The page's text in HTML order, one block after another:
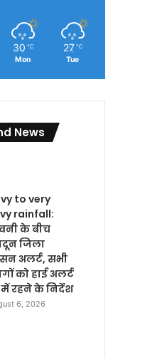
30 ℃
Mon
27 ℃
Tue
News
to very
rainfall:
के बीच
जिला
अलर्ट, सभी
को हाई अलर्ट
रहने के निर्देश
6, 2026